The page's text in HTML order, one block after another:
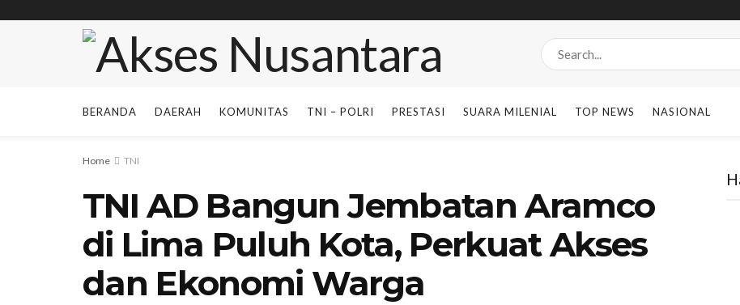
BERANDA DAERAH KOMUNITAS TNI – POLRI PRESTASI SUARA MILENIAL TOP NEWS NASIONAL
Home TNI
TNI AD Bangun Jembatan Aramco
di Lima Puluh Kota, Perkuat Akses
dan Ekonomi Warga